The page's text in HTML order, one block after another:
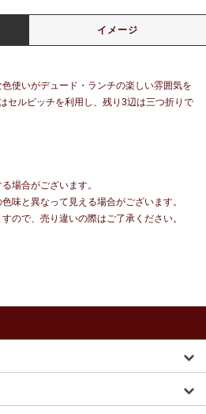
イメージ
使いがデュード・ランチの楽しい雰囲気を
セルビッチを利用し、残り3辺は三つ折りで
場合がございます。
味と異なって見える場合がございます。
ので、売り違いの際はご了承ください。